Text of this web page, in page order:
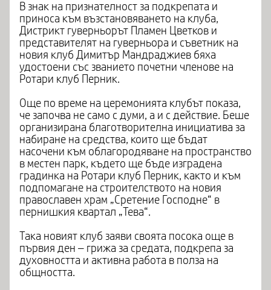
В знак на признателност за подкрепата и
приноса към възстановяването на клуба,
Дистрикт гуверньорът Пламен Цветков и
представителят на гуверньора и съветник на
новия клуб Димитър Мандраджиев бяха
удостоени със званието почетни членове на
Ротари клуб Перник.
Още по време на церемонията клубът показа,
че започва не само с думи, а и с действие. Беше
организирана благотворителна инициатива за
набиране на средства, които ще бъдат
насочени към облагородяване на пространство
в местен парк, където ще бъде изградена
градинка на Ротари клуб Перник, както и към
подпомагане на строителството на новия
православен храм „Сретение Господне“ в
пернишкия квартал „Тева“.
Така новият клуб заяви своята посока още в
първия ден – грижа за средата, подкрепа за
духовността и активна работа в полза на
общността.